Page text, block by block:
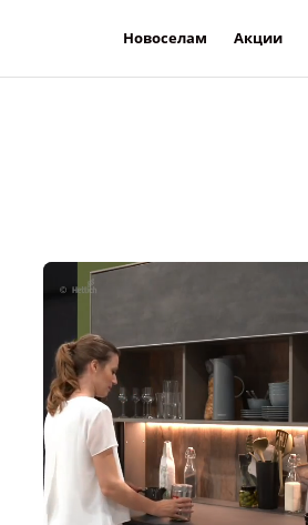
Новоселам Акции